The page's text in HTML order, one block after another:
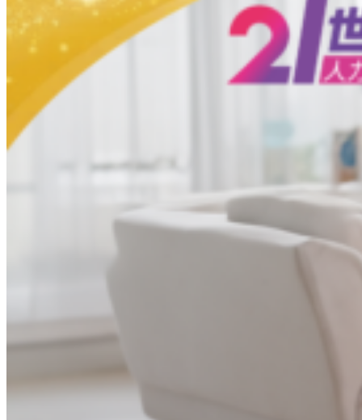
資源回收業移工
製造業移工
白領專業移工
農業移工
巴氏量表是什麼?
旅宿業專題報導